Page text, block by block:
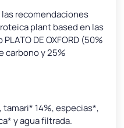
recomendaciones
plant based en las
DE OXFORD (50%
carbono y 25%
14%, especias*,
y agua filtrada.